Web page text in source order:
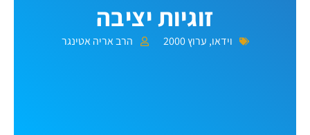
זוגיות יציבה
וידאו, ערוץ 2000 הרב אריה אטינגר